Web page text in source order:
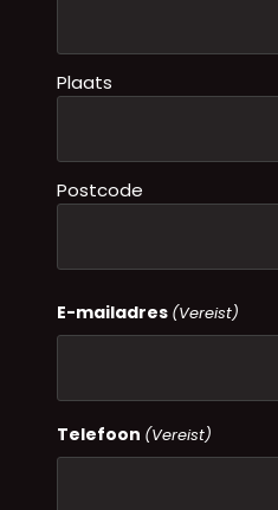
Plaats
Postcode
E-mailadres (Vereist)
Telefoon (Vereist)